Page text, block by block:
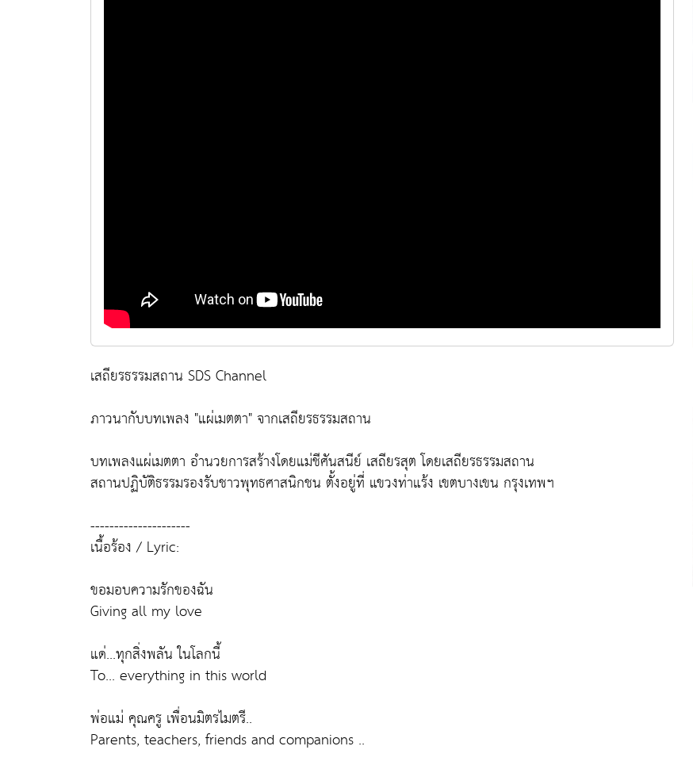
เสถียรธรรมสถาน SDS Channel
ภาวนากับบทเพลง "แผ่เมตตา" จากเสถียรธรรมสถาน
บทเพลงแผ่เมตตา อำนวยการสร้างโดยแม่ชีศันสนีย์ เสถียรสุต โดยเสถียรธรรมสถาน
สถานปฏิบัติธรรมรองรับชาวพุทธศาสนิกชน ตั้งอยู่ที่ แขวงท่าแร้ง เขตบางเขน กรุงเทพฯ
---------------------
เนื้อร้อง / Lyric:
ขอมอบความรักของฉัน
Giving all my love
แด่...ทุกสิ่งพลัน ในโลกนี้
To... everything in this world
พ่อแม่ คุณครู เพื่อนมิตรไมตรี..
Parents, teachers, friends and companions ..